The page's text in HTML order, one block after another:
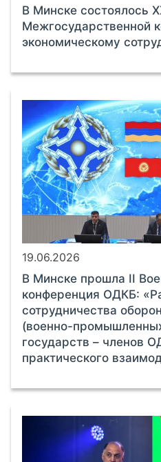
В Минске состоялось
Межгосударственной
экономическому
19.06.2026
В Минске прошла II
конференция ОДКБ:
сотрудничества
(военно-
государств – членов
практического